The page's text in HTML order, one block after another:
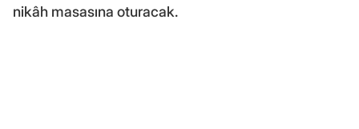
nikâh masasına oturacak.